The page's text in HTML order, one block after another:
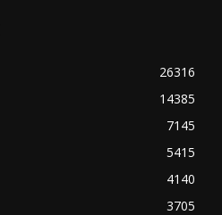
26316
14385
7145
5415
4140
3705